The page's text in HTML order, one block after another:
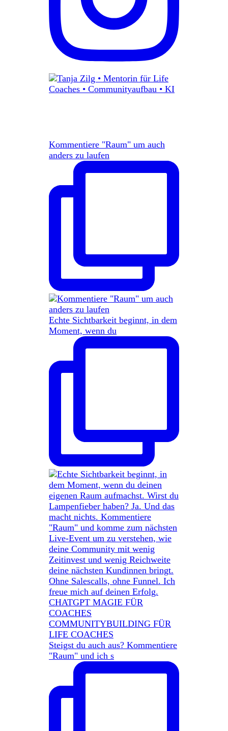
Kommentiere "Raum" um auch
anders zu laufen
Echte Sichtbarkeit beginnt, in dem
Moment, wenn du
Steigst du auch aus? Kommentiere
"Raum" und ich s